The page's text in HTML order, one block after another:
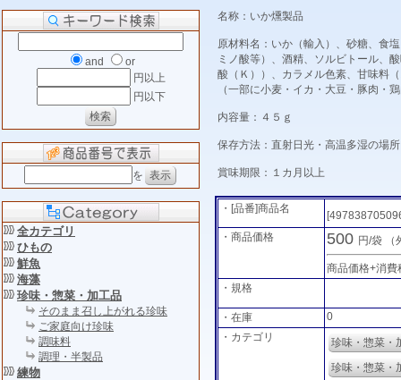
and
or
円以上
円以下
を
全カテゴリ
ひもの
鮮魚
海藻
珍味・惣菜・加工品
そのまま召し上がれる珍味
ご家庭向け珍味
調味料
調理・半製品
練物
名称：いか燻製品
原材料名：いか（輸入）、砂糖、食
ミノ酸等）、酒精、ソルビトール、
酸（Ｋ））、カラメル色素、甘味料
（一部に小麦・イカ・大豆・豚肉・
内容量：４５ｇ
保存方法：直射日光・高温多湿の場
賞味期限：１カ月以上
・[品番]商品名
・商品価格
500 円/袋
商品価格+消費
・規格
・在庫
0
・カテゴリ
珍味・惣菜・
珍味・惣菜・